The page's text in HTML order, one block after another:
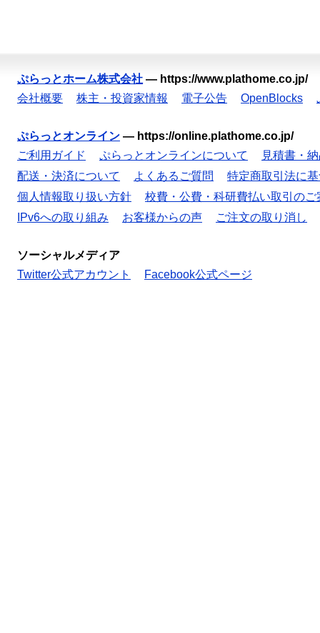
ぷらっとホーム株式会社 — https://www.plathome.co.jp/
会社概要
株主・投資家情報 電子公告 OpenBlocks
ぷらっとオンライン — https://online.plathome.co.jp/
ご利用ガイド
ぷらっとオンラインについて
見積書・
配送・決済について
よくあるご質問
特定商取引法に
個人情報取り扱い方針
校費・公費・科研費払い取引のご
IPv6への取り組み
お客様からの声 ご注文の取り消し
ソーシャルメディア
Twitter公式アカウント
Facebook公式ページ